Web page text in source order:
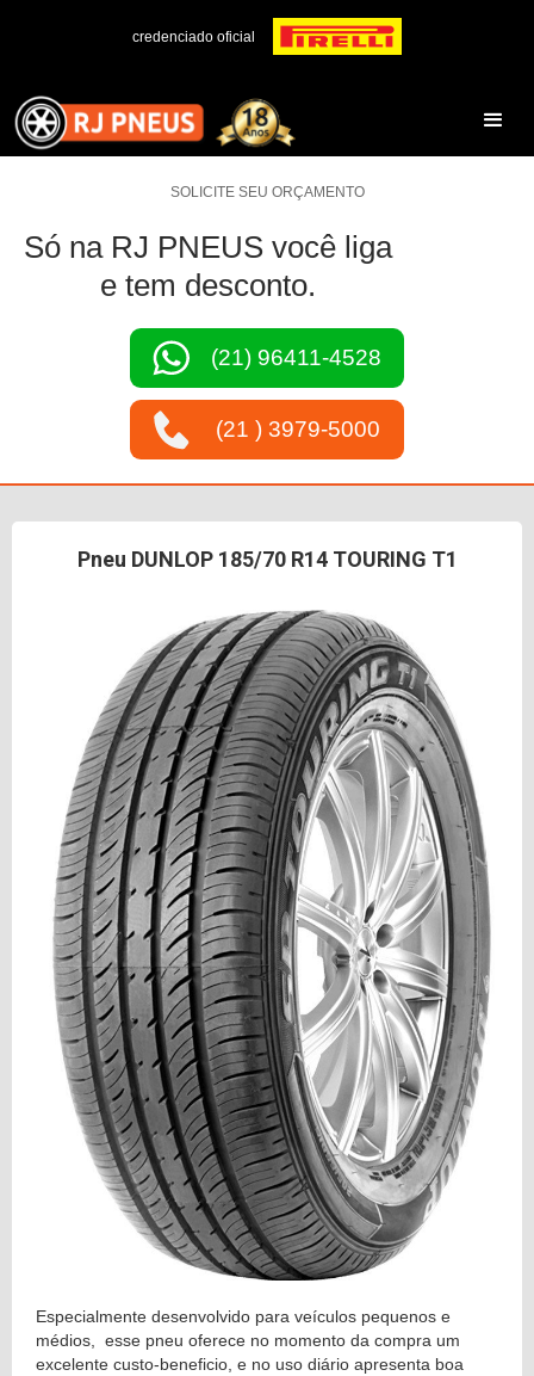
credenciado oficial
SOLICITE SEU ORÇAMENTO
Só na RJ PNEUS você liga
e tem desconto.
(21) 96411-4528
(21 ) 3979-5000
Pneu DUNLOP 185/70 R14 TOURING T1
Especialmente desenvolvido para veículos pequenos e
médios, esse pneu oferece no momento da compra um
excelente custo-beneficio, e no uso diário apresenta boa